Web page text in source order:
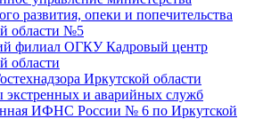
развития, опеки и попечительства
области №5
филиал ОГКУ Кадровый центр
области
Иркутской области
экстренных и аварийных служб
ИФНС России № 6 по Иркутской